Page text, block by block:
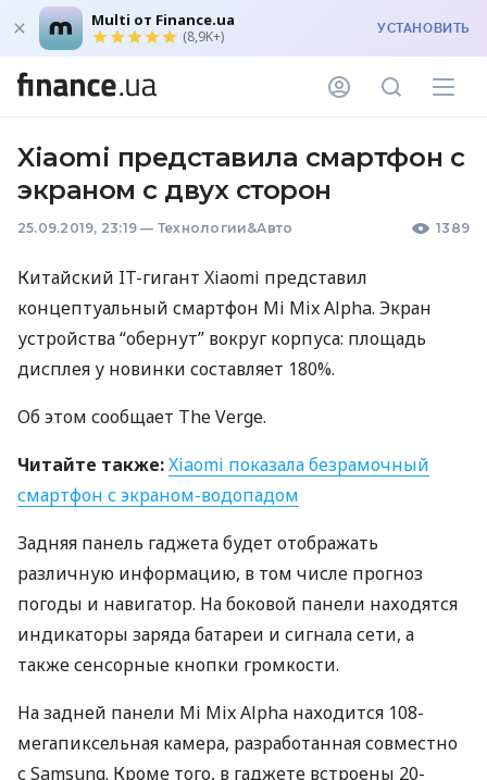
Multi от Finance.ua
(8,9K+) УСТАНОВИТЬ
Xiaomi представила смартфон с
экраном с двух сторон
25.09.2019, 23:19 — Технологии&Авто 1389
Китайский IT-гигант Xiaomi представил
концептуальный смартфон Mi Mix Alpha. Экран
устройства “обернут” вокруг корпуса: площадь
дисплея у новинки составляет 180%.
Об этом сообщает The Verge.
Читайте также:Xiaomi показала безрамочный
смартфон с экраном-водопадом
Задняя панель гаджета будет отображать
различную информацию, в том числе прогноз
погоды и навигатор. На боковой панели находятся
индикаторы заряда батареи и сигнала сети, а
также сенсорные кнопки громкости.
На задней панели Mi Mix Alpha находится 108-
мегапиксельная камера, разработанная совместно
с Samsung. Кроме того, в гаджете встроены 20-